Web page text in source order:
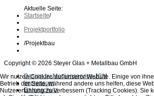
Aktuelle Seite:
Startseite/
Projektportfolio
/Projektbau
Copyright © 2026 Steyer Glas + Metallbau GmbH
Design by Medienservice-JCM
Impressum
Datenschutz
Wir nutzen Cookies auf unserer Website. Einige von
Betrieb der Seite, während andere uns helfen, diese
Nutzererfahrung zu verbessern (Tracking Cookies). Sie